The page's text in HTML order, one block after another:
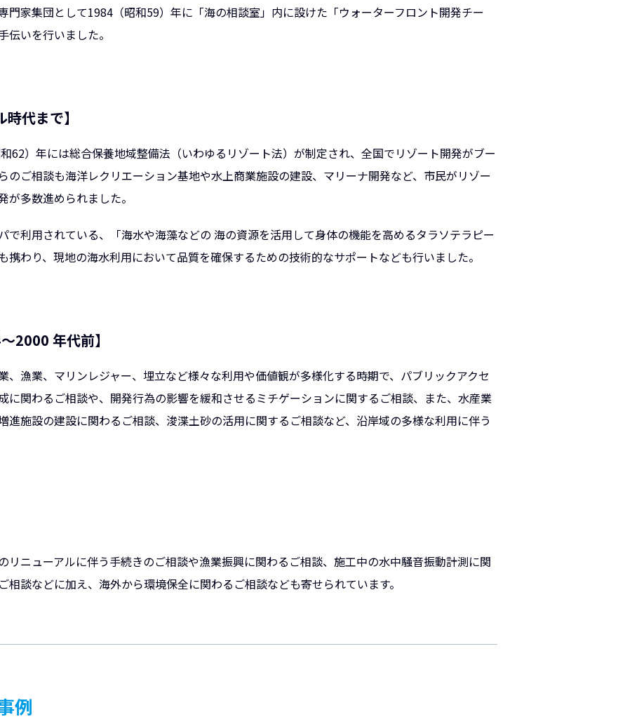
門家集団として1984（昭和59）年に「海の相談室」内に設けた「ウォーターフロント開発チー
いを行いました。
代まで】
62）年には総合保養地域整備法（いわゆるリゾート法）が制定され、全国でリゾート開発がブー
のご相談も海洋レクリエーション基地や水上商業施設の建設、マリーナ開発など、市民がリゾー
が多数進められました。
で利用されている、「海水や海藻などの 海の資源を活用して身体の機能を高めるタラソテラピー
携わり、現地の海水利用において品質を確保するための技術的なサポートなども行いました。
2000 年代前】
、漁業、マリンレジャー、埋立など様々な利用や価値観が多様化する時期で、パブリックアクセ
に関わるご相談や、開発行為の影響を緩和させるミチゲーションに関するご相談、また、水産業
進施設の建設に関わるご相談、浚渫土砂の活用に関するご相談など、沿岸域の多様な利用に伴う
リニューアルに伴う手続きのご相談や漁業振興に関わるご相談、施工中の水中騒音振動計測に関
談などに加え、海外から環境保全に関わるご相談なども寄せられています。
例